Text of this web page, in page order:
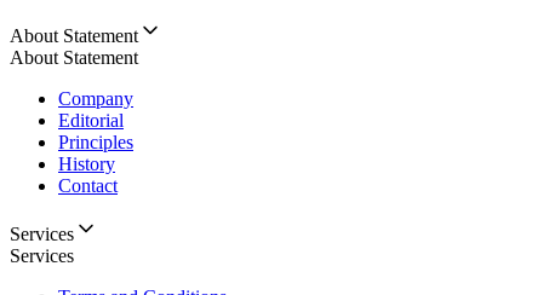
About Statement
About Statement
Company
Editorial
Principles
History
Contact
Services
Services